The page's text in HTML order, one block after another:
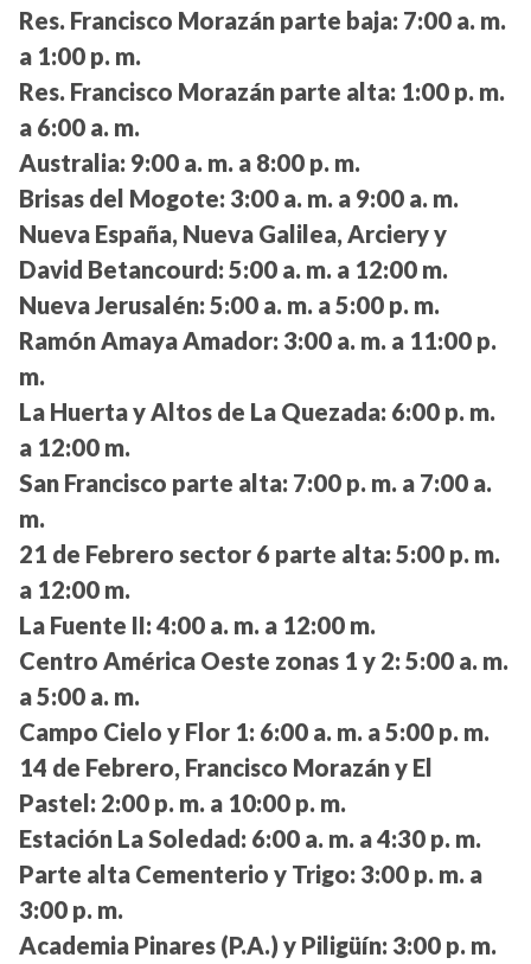
Res. Francisco Morazán parte baja: 7:00 a. m.
a 1:00 p. m.
Res. Francisco Morazán parte alta: 1:00 p. m.
a 6:00 a. m.
Australia: 9:00 a. m. a 8:00 p. m.
Brisas del Mogote: 3:00 a. m. a 9:00 a. m.
Nueva España, Nueva Galilea, Arciery y
David Betancourd: 5:00 a. m. a 12:00 m.
Nueva Jerusalén: 5:00 a. m. a 5:00 p. m.
Ramón Amaya Amador: 3:00 a. m. a 11:00 p.
m.
La Huerta y Altos de La Quezada: 6:00 p. m.
a 12:00 m.
San Francisco parte alta: 7:00 p. m. a 7:00 a.
m.
21 de Febrero sector 6 parte alta: 5:00 p. m.
a 12:00 m.
La Fuente II: 4:00 a. m. a 12:00 m.
Centro América Oeste zonas 1 y 2: 5:00 a. m.
a 5:00 a. m.
Campo Cielo y Flor 1: 6:00 a. m. a 5:00 p. m.
14 de Febrero, Francisco Morazán y El
Pastel: 2:00 p. m. a 10:00 p. m.
Estación La Soledad: 6:00 a. m. a 4:30 p. m.
Parte alta Cementerio y Trigo: 3:00 p. m. a
3:00 p. m.
Academia Pinares (P.A.) y Piligüín: 3:00 p. m.